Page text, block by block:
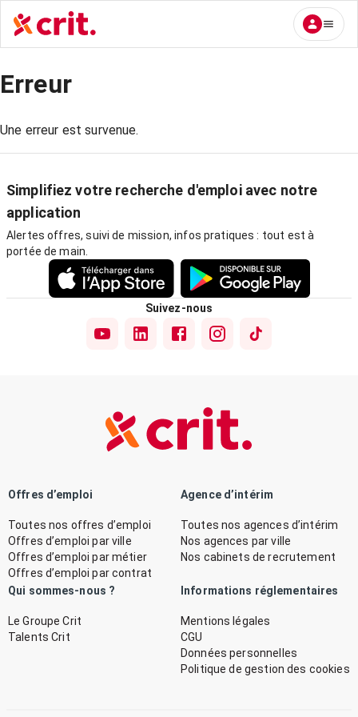
Erreur
Une erreur est survenue.
Simplifiez votre recherche d'emploi avec notre
application
Alertes offres, suivi de mission, infos pratiques : tout est à
portée de main.
Suivez-nous
Offres d’emploi
Toutes nos offres d’emploi
Offres d’emploi par ville
Offres d’emploi par métier
Offres d’emploi par contrat
Agence d’intérim
Toutes nos agences d’intérim
Nos agences par ville
Nos cabinets de recrutement
Qui sommes-nous ?
Le Groupe Crit
Talents Crit
Informations réglementaires
Mentions légales
CGU
Données personnelles
Politique de gestion des cookies